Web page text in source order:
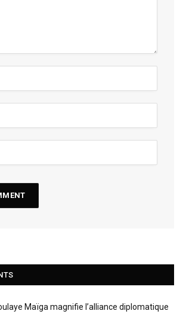
Maïga magnifie l’alliance diplomatique